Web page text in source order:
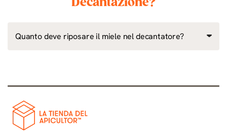
Quanto deve riposare il miele nel decantatore?